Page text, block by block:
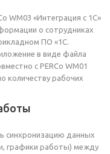
WM03 «Интеграция с 1С»
о сотрудниках
ПО «1С.
в виде файла
с PERCo WM01
количеству рабочих
синхронизацию данных
графики работы) между